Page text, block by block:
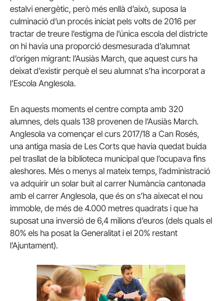
estalvi energètic, però més enllà d’això, suposa la
culminació d’un procés iniciat pels volts de 2016 per
tractar de treure l’estigma de l’única escola del districte
on hi havia una proporció desmesurada d’alumnat
d’origen migrant: l’Ausiàs March, que aquest curs ha
deixat d’existir perquè el seu alumnat s’ha incorporat a
l’Escola Anglesola.
En aquests moments el centre compta amb 320
alumnes, dels quals 138 provenen de l’Ausiàs March.
Anglesola va començar el curs 2017/18 a Can Rosés,
una antiga masia de Les Corts que havia quedat buida
pel trasllat de la biblioteca municipal que l’ocupava fins
aleshores. Més o menys al mateix temps, l’administració
va adquirir un solar buit al carrer Numància cantonada
amb el carrer Anglesola, que és on s’ha aixecat el nou
immoble, de més de 4.000 metres quadrats i que ha
suposat una inversió de 6,4 milions d’euros (dels quals el
80% els ha posat la Generalitat i el 20% restant
l’Ajuntament).